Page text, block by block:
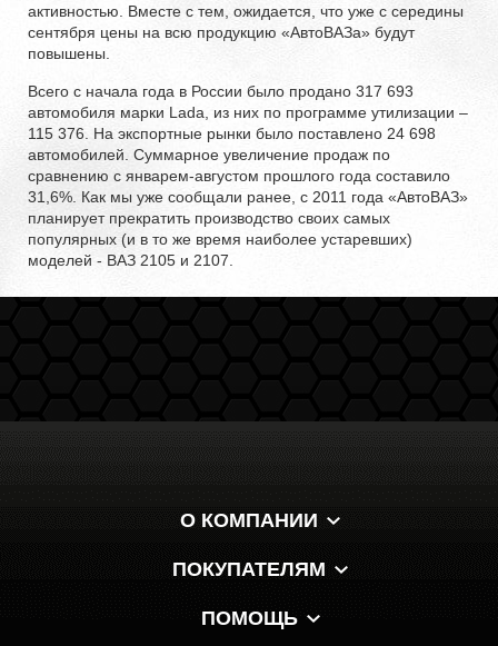
активностью. Вместе с тем, ожидается, что уже с середины
сентября цены на всю продукцию «АвтоВАЗа» будут
повышены.
Всего с начала года в России было продано 317 693
автомобиля марки Lada, из них по программе утилизации –
115 376. На экспортные рынки было поставлено 24 698
автомобилей. Суммарное увеличение продаж по
сравнению с январем-августом прошлого года составило
31,6%. Как мы уже сообщали ранее, с 2011 года «АвтоВАЗ»
планирует прекратить производство своих самых
популярных (и в то же время наиболее устаревших)
моделей - ВАЗ 2105 и 2107.
О КОМПАНИИ
ПОКУПАТЕЛЯМ
ПОМОЩЬ